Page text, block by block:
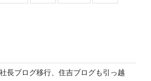
長ブログ移行、住吉ブログも引っ越